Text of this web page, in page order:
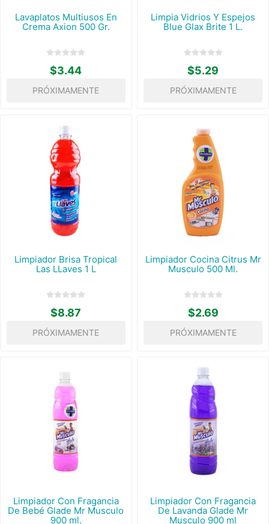
Lavaplatos Multiusos En
Crema Axion 500 Gr.
$3.44
PRÓXIMAMENTE
Limpia Vidrios Y Espejos
Blue Glax Brite 1 L.
$5.29
PRÓXIMAMENTE
Limpiador Brisa Tropical
Las LLaves 1 L
$8.87
PRÓXIMAMENTE
Limpiador Cocina Citrus Mr
Musculo 500 Ml.
$2.69
PRÓXIMAMENTE
Limpiador Con Fragancia
De Bebé Glade Mr Musculo
900 ml.
Limpiador Con Fragancia
De Lavanda Glade Mr
Musculo 900 ml